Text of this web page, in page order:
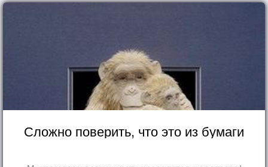
Сложно поверить, что это из бумаги